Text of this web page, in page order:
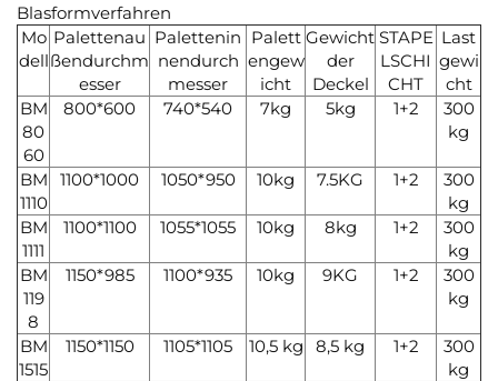
Blasformverfahren
Mo
dell
Palettenau
ßendurchm
esser
Palettenin
nendurch
messer
Palett
engew
icht
Gewicht
der
Deckel
STAPE
LSCHI
CHT
Last
gewi
cht
BM
80
60
800*600 740*540 7kg 5kg 1+2
300
kg
BM
1110
1100*1000 1050*950 10kg 7.5KG 1+2
300
kg
BM
1111
1100*1100 1055*1055 10kg 8kg 1+2
300
kg
BM
119
8
1150*985 1100*935 10kg 9KG 1+2
300
kg
BM
1515
1150*1150 1105*1105 10,5 kg 8,5 kg 1+2
300
kg